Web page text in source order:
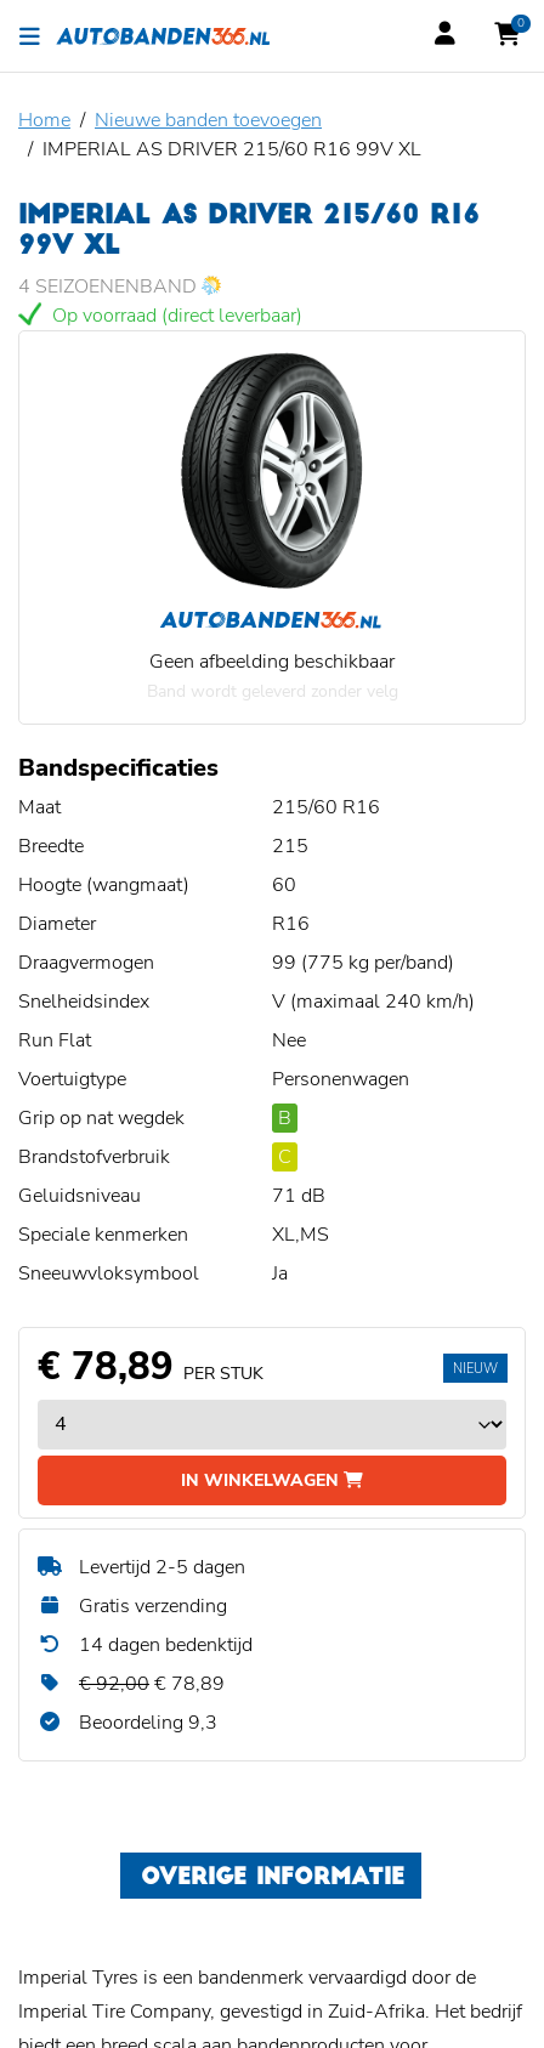
0
Home
Nieuwe banden toevoegen
IMPERIAL AS DRIVER 215/60 R16 99V XL
IMPERIAL AS DRIVER 215/60 R16
99V XL
4 SEIZOENENBAND
Op voorraad (direct leverbaar)
Geen afbeelding beschikbaar
Band wordt geleverd zonder velg
Bandspecificaties
Maat
215/60 R16
Breedte
215
Hoogte (wangmaat)
60
Diameter
R16
Draagvermogen
99 (775 kg per/band)
Snelheidsindex
V (maximaal 240 km/h)
Run Flat
Nee
Voertuigtype
Personenwagen
Grip op nat wegdek
B
Brandstofverbruik
C
Geluidsniveau
71 dB
Speciale kenmerken
XL,MS
Sneeuwvloksymbool
Ja
€ 78,89 PER STUK
IN WINKELWAGEN
NIEUW
Levertijd 2-5 dagen
Gratis verzending
14 dagen bedenktijd
€ 92,00€ 78,89
Beoordeling 9,3
OVERIGE INFORMATIE
Imperial Tyres is een bandenmerk vervaardigd door de
Imperial Tire Company, gevestigd in Zuid-Afrika. Het bedrijf